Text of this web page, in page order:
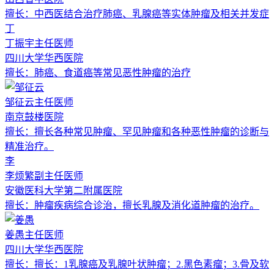
擅长： 中西医结合治疗肺癌、乳腺癌等实体肿瘤及相关并发症
丁
丁振宇主任医师
四川大学华西医院
擅长： 肺癌、食道癌等常见恶性肿瘤的治疗
邹征云主任医师
南京鼓楼医院
擅长： 擅长各种常见肿瘤、罕见肿瘤和各种恶性肿瘤的诊断与
精准治疗。
李
李烦繁副主任医师
安徽医科大学第二附属医院
擅长： 肿瘤疾病综合诊治，擅长乳腺及消化道肿瘤的治疗。
姜愚主任医师
四川大学华西医院
擅长： 擅长：1乳腺癌及乳腺叶状肿瘤；2.黑色素瘤；3.骨及软